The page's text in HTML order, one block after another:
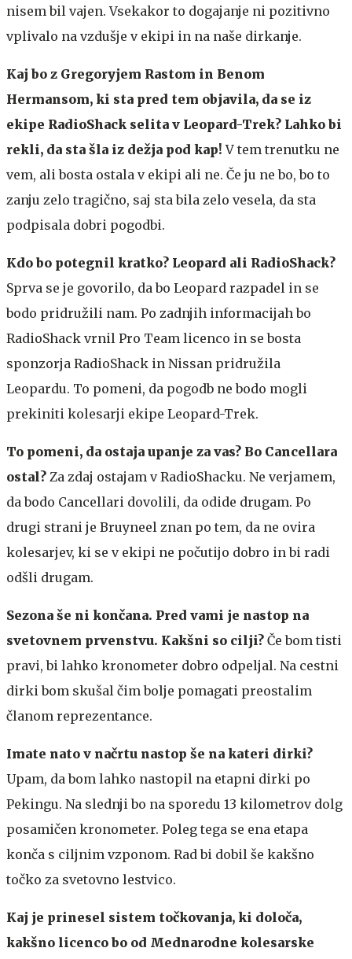
nisem bil vajen. Vsekakor to dogajanje ni pozitivno
vplivalo na vzdušje v ekipi in na naše dirkanje.
Kaj bo z Gregoryjem Rastom in Benom
Hermansom, ki sta pred tem objavila, da se iz
ekipe RadioShack selita v Leopard-Trek? Lahko bi
rekli, da sta šla iz dežja pod kap!V tem trenutku ne
vem, ali bosta ostala v ekipi ali ne. Če ju ne bo, bo to
zanju zelo tragično, saj sta bila zelo vesela, da sta
podpisala dobri pogodbi.
Kdo bo potegnil kratko? Leopard ali RadioShack?
Sprva se je govorilo, da bo Leopard razpadel in se
bodo pridružili nam. Po zadnjih informacijah bo
RadioShack vrnil Pro Team licenco in se bosta
sponzorja RadioShack in Nissan pridružila
Leopardu. To pomeni, da pogodb ne bodo mogli
prekiniti kolesarji ekipe Leopard-Trek.
To pomeni, da ostaja upanje za vas? Bo Cancellara
ostal? Za zdaj ostajam v RadioShacku. Ne verjamem,
da bodo Cancellari dovolili, da odide drugam. Po
drugi strani je Bruyneel znan po tem, da ne ovira
kolesarjev, ki se v ekipi ne počutijo dobro in bi radi
odšli drugam.
Sezona še ni končana. Pred vami je nastop na
svetovnem prvenstvu. Kakšni so cilji? Če bom tisti
pravi, bi lahko kronometer dobro odpeljal. Na cestni
dirki bom skušal čim bolje pomagati preostalim
članom reprezentance.
Imate nato v načrtu nastop še na kateri dirki?
Upam, da bom lahko nastopil na etapni dirki po
Pekingu. Na slednji bo na sporedu 13 kilometrov dolg
posamičen kronometer. Poleg tega se ena etapa
konča s ciljnim vzponom. Rad bi dobil še kakšno
točko za svetovno lestvico.
Kaj je prinesel sistem točkovanja, ki določa,
kakšno licenco bo od Mednarodne kolesarske